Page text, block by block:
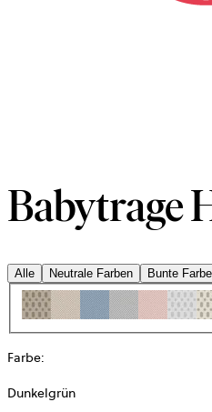
Babytrage
Alle Neutrale Farben Bunte
Farbe:
Dunkelgrün